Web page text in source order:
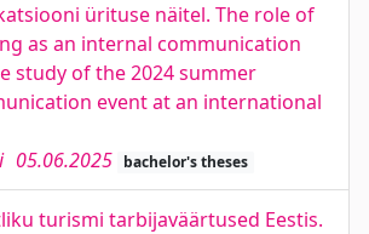
ürituse näitel. The role of
as an internal communication
study of the 2024 summer
event at an international
05.06.2025 bachelor's theses
turismi tarbijaväärtused Eestis.